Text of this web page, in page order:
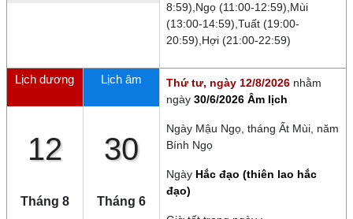
8:59),Ngọ (11:00-12:59),Mùi
(13:00-14:59),Tuất (19:00-
20:59),Hợi (21:00-22:59)
Lịch dương
12
Tháng 8
Lịch âm
30
Tháng 6
Thứ tư, ngày 12/8/2026 nhằm
ngày 30/6/2026 Âm lịch
Ngày Mậu Ngọ , tháng Ất Mùi , năm
Bính Ngọ
Ngày Hắc đạo (thiên lao hắc
đạo)